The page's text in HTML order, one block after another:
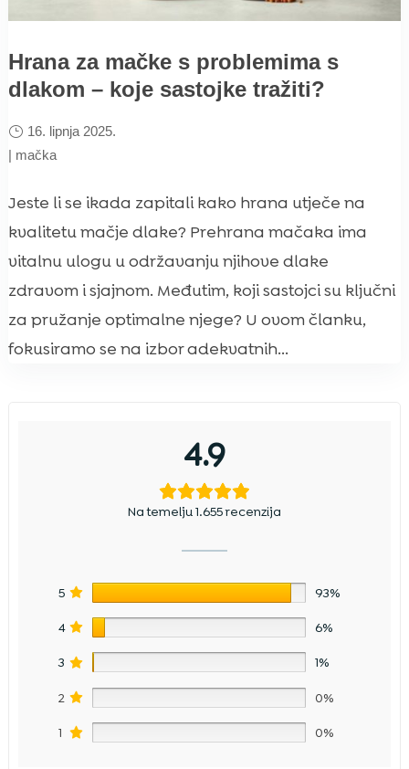
Hrana za mačke s problemima s
dlakom – koje sastojke tražiti?
16. lipnja 2025.
| mačka
Jeste li se ikada zapitali kako hrana utječe na
kvalitetu mačje dlake? Prehrana mačaka ima
vitalnu ulogu u održavanju njihove dlake
zdravom i sjajnom. Međutim, koji sastojci su ključni
za pružanje optimalne njege? U ovom članku,
fokusiramo se na izbor adekvatnih...
4.9
Na temelju 1.655 recenzija
5 93%
4 6%
3 1%
2 0%
1 0%